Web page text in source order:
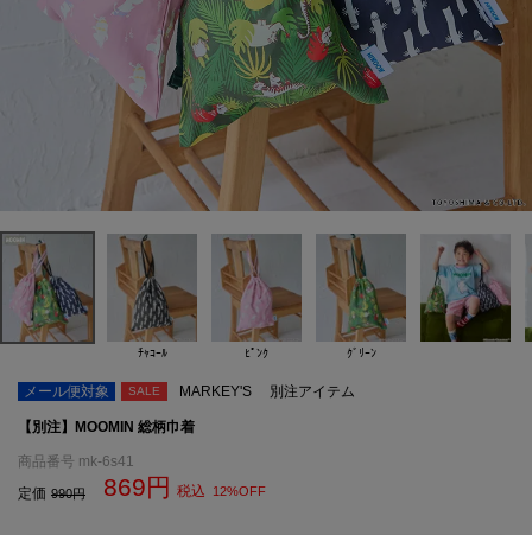
ﾁｬｺｰﾙ ﾋﾟﾝｸ ｸﾞﾘｰﾝ
メール便対象 SALE MARKEY'S 別注アイテム
【別注】MOOMIN 総柄巾着
商品番号 mk-6s41
定価 990 869 税込 12%OFF